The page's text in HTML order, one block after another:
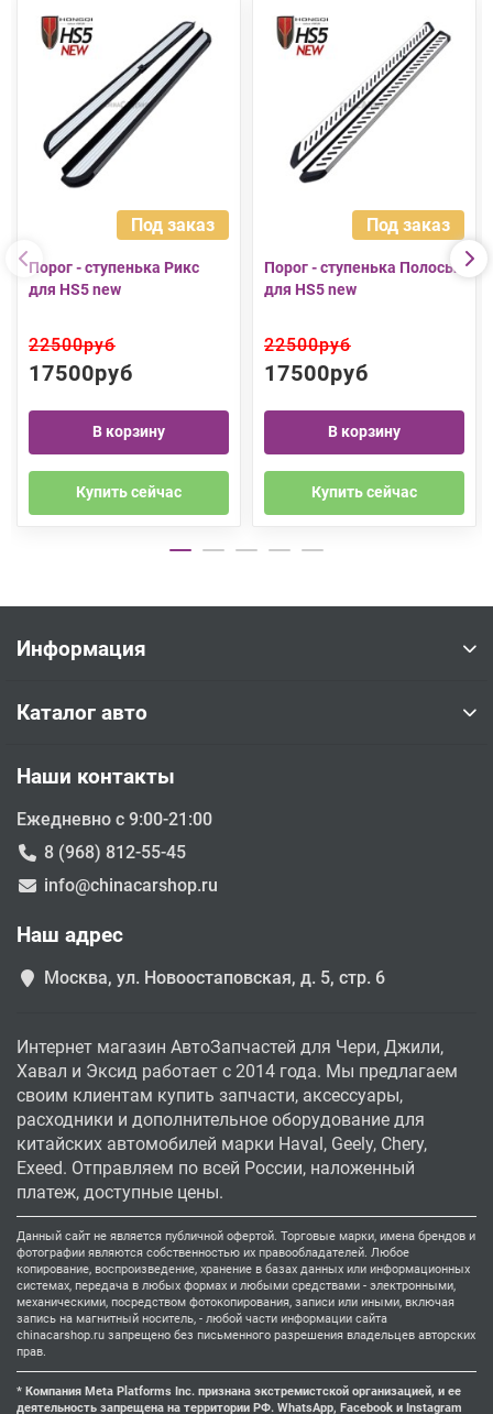
Под заказ
Порог - ступенька Рикс
для HS5 new
22500руб
17500руб
В корзину
Купить сейчас
Под заказ
Порог - ступенька Полосы
для HS5 new
22500руб
17500руб
В корзину
Купить сейчас
Информация
Каталог авто
Наши контакты
Ежедневно с 9:00-21:00
8 (968) 812-55-45
info@chinacarshop.ru
Наш адрес
Москва, ул. Новоостаповская, д. 5, стр. 6
Интернет магазин АвтоЗапчастей для Чери, Джили,
Хавал и Эксид работает с 2014 года. Мы предлагаем
своим клиентам купить запчасти, аксессуары,
расходники и дополнительное оборудование для
китайских автомобилей марки Haval, Geely, Chery,
Exeed. Отправляем по всей России, наложенный
платеж, доступные цены.
Данный сайт не является публичной офертой. Торговые марки, имена брендов и
фотографии являются собственностью их правообладателей. Любое
копирование, воспроизведение, хранение в базах данных или информационных
системах, передача в любых формах и любыми средствами - электронными,
механическими, посредством фотокопирования, записи или иными, включая
запись на магнитный носитель, - любой части информации сайта
chinacarshop.ru запрещено без письменного разрешения владельцев авторских
прав.
* Компания Meta Platforms Inc. признана экстремистской организацией, и ее
деятельность запрещена на территории РФ. WhatsApp, Facebook и Instagram